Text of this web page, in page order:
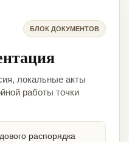
БЛОК ДОКУМЕНТОВ
локальные акты
работы точки
распорядка